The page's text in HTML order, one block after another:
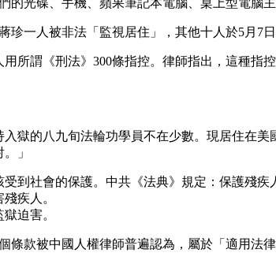
一人被非法「監視居住」，其他十人於5月7
所謂《刑法》300條指控。律師指出，這種
獄的八九旬法輪功學員不在少數。現居住在
」
到社會的保護。中共《法典》規定：保護殘
疾人。
迫害。
款被中國人權律師普遍認為，屬於「適用法